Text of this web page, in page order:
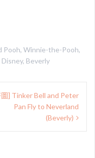
Pooh, Winnie-the-Pooh,
Disney, Beverly
] Tinker Bell and Peter
Pan Fly to Neverland
(Beverly)